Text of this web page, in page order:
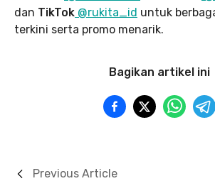
dan TikTok @rukita_id untuk
terkini serta promo menarik.
Bagikan artikel ini
Previous Article